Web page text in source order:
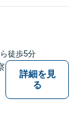
徒歩5分
詳細を見
る